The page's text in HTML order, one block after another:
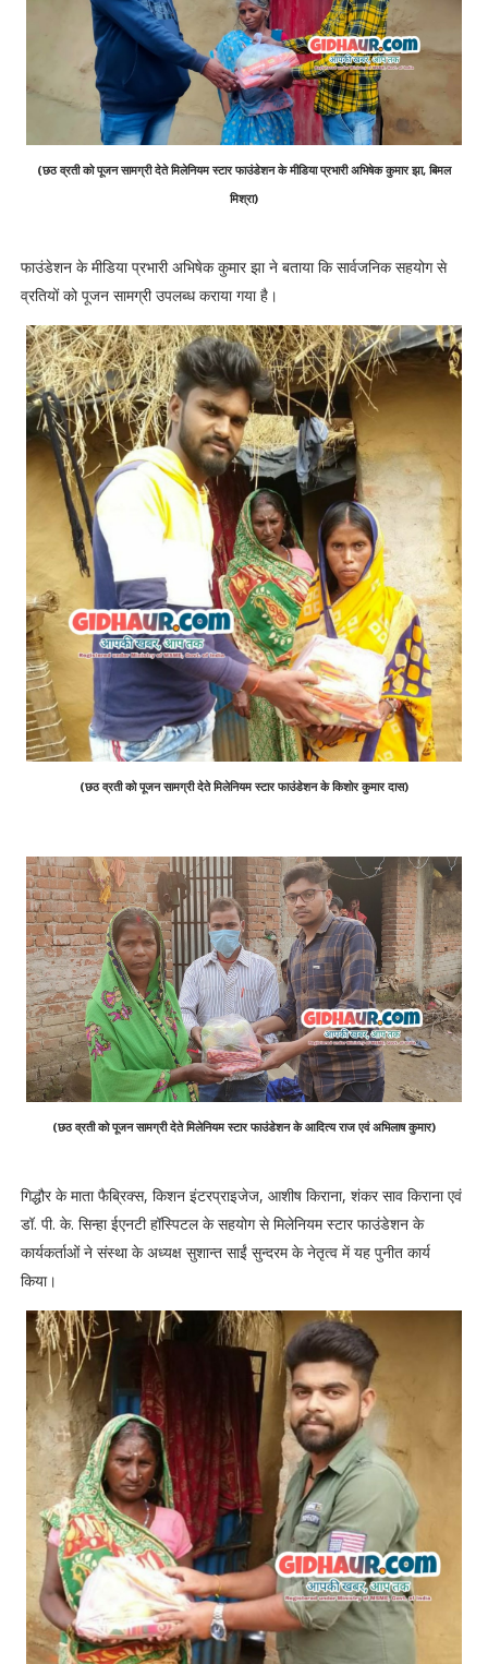
(छठ व्रती को पूजन सामग्री देते मिलेनियम स्टार फाउंडेशन के मीडिया प्रभारी अभिषेक कुमार झा, बिमल
मिश्रा)
फाउंडेशन के मीडिया प्रभारी अभिषेक कुमार झा ने बताया कि सार्वजनिक सहयोग से
व्रतियों को पूजन सामग्री उपलब्ध कराया गया है।
(छठ व्रती को पूजन सामग्री देते मिलेनियम स्टार फाउंडेशन के किशोर कुमार दास)
(छठ व्रती को पूजन सामग्री देते मिलेनियम स्टार फाउंडेशन के आदित्य राज एवं अभिलाष कुमार)
गिद्धौर के माता फैब्रिक्स, किशन इंटरप्राइजेज, आशीष किराना, शंकर साव किराना एवं
डॉ. पी. के. सिन्हा ईएनटी हॉस्पिटल के सहयोग से मिलेनियम स्टार फाउंडेशन के
कार्यकर्ताओं ने संस्था के अध्यक्ष सुशान्त साईं सुन्दरम के नेतृत्व में यह पुनीत कार्य
किया।